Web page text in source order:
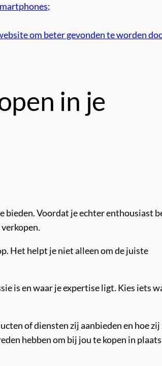
om beter gevonden te worden
in je
bieden. Voordat je echter enthousiast
Het helpt je niet alleen om de juiste
is en waar je expertise ligt. Kies iets
of diensten zij aanbieden en hoe zij
hebben om bij jou te kopen in